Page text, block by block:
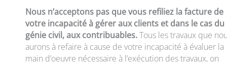
Nous n’acceptons pas que vous refiliez la facture de
votre incapacité à gérer aux clients et dans le cas du
génie civil, aux contribuables.Tous les travaux que
aurons à refaire à cause de votre incapacité à évaluer la
main d’oeuvre nécessaire à l’exécution des travaux, on